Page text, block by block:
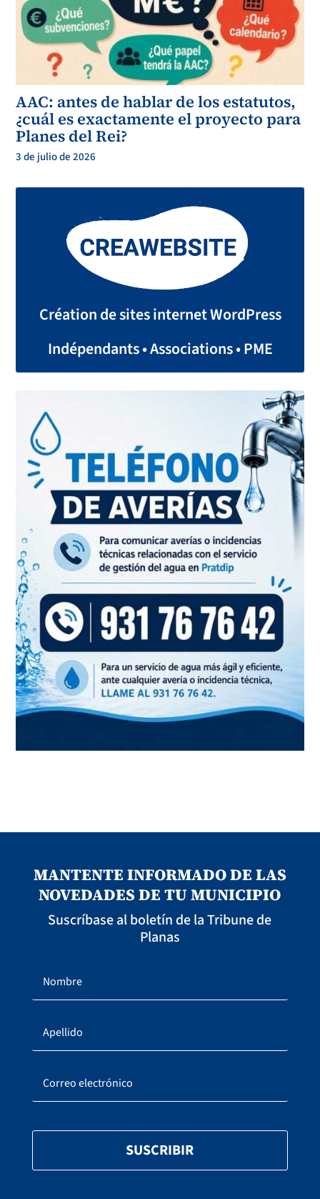
AAC: antes de hablar de los estatutos,
¿cuál es exactamente el proyecto para
Planes del Rei?
3 de julio de 2026
Création de sites internet WordPress
Indépendants • Associations • PME
MANTENTE INFORMADO DE LAS
NOVEDADES DE TU MUNICIPIO
Suscríbase al boletín de la Tribune de
Planas
SUSCRIBIR